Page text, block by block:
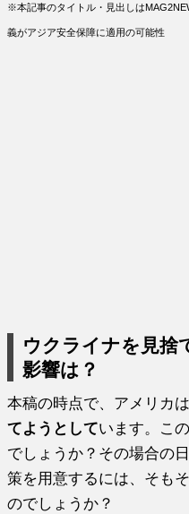
※本記事のタイトル・見出しは
義がアジア安全保障に適用の可能性
ウクライナを見捨
影響は？
本稿の時点で、アメリカは
てようとしています。こ
でしょうか？その場合の
策を用意するには、そも
のでしょうか？